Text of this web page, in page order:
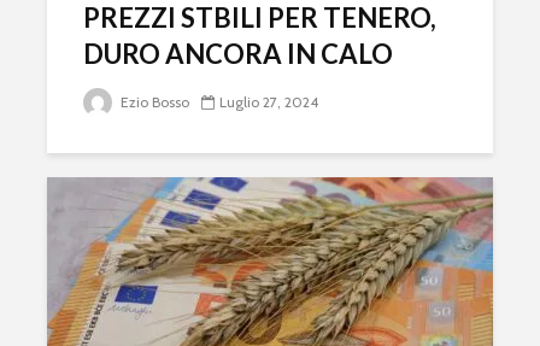
PREZZI STBILI PER TENERO,
DURO ANCORA IN CALO
Ezio Bosso Luglio 27, 2024